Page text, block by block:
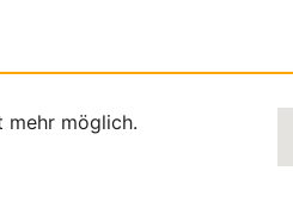
mehr möglich.